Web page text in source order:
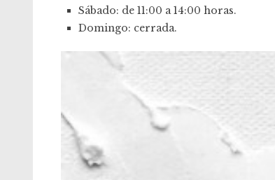
Sábado: de 11:00 a 14:00 horas.
Domingo: cerrada.